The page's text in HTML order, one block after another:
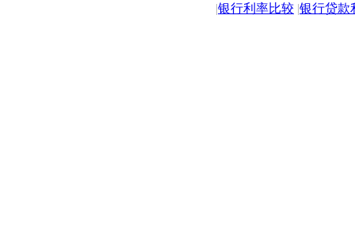
|银行利率比较 |银行贷款